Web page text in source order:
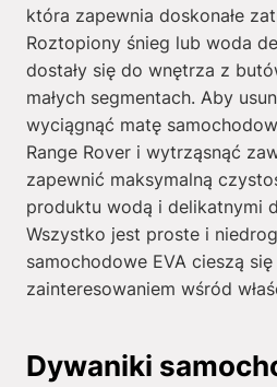
która zapewnia doskonałe
Roztopiony śnieg lub woda
dostały się do wnętrza z
małych segmentach. Aby
wyciągnąć matę
Range Rover i wytrząsnąć
zapewnić maksymalną
produktu wodą i delikatnymi
Wszystko jest proste i
samochodowe EVA cieszą
zainteresowaniem wśród
Dywaniki